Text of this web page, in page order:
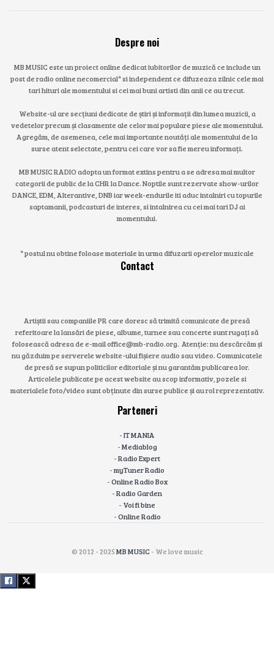
Despre noi
MB MUSIC este un proiect online dedicat iubitorilor de muzică ce include un
post de radio online necomercial* si independent ce difuzeaza zilnic cele mai
tari hituri ale momentului si cei mai buni artisti din anii ce au trecut.
Website-ul are secțiuni dedicate de știri și informații din lumea muzicii, a
vedetelor precum și clasamente ale celor mai populare piese ale momentului.
Agregăm, de asemenea, cele mai importante noutăți ale momentului de la
surse atent selectate, pentru cei care vor sa fie mereu informați.
MB MUSIC RADIO adopta un format extins pentru a se adresa mai multor
categorii de public de la CHR la Dance. Noptile sunt rezervate show-urilor
DANCE, EDM, Alterantive, DNB iar week-endurile iti aduc intalniri cu topurile
saptamanii, podcasturi de interes, si intalnirea cu cei mai tari DJ ai
momentului.
* postul nu obtine foloase materiale in urma difuzarii operelor muzicale
Contact
Artiștii sau companiile PR care doresc să trimită comunicate de presă
referitoare la lansări de piese, albume, turnee sau concerte sunt rugați să
folosească adresa de e-mail office@mb-radio.org. Atenție: nu descărcăm și
nu găzduim pe serverele website-ului fișiere audio sau video. Comunicatele
de presă se supun politicilor editoriale și nu garantăm publicarea lor.
Articolele publicate pe acest website au scop informativ, pozele si
materialele foto/video sunt obținute din surse publice și au rol reprezentativ.
Parteneri
-IT MANIA
-Mediablog
-Radio Expert
-myTuner Radio
-Online Radio Box
-Radio Garden
- Voi fi bine
-Online Radio
© 2012 - 2025MB MUSIC - We love music